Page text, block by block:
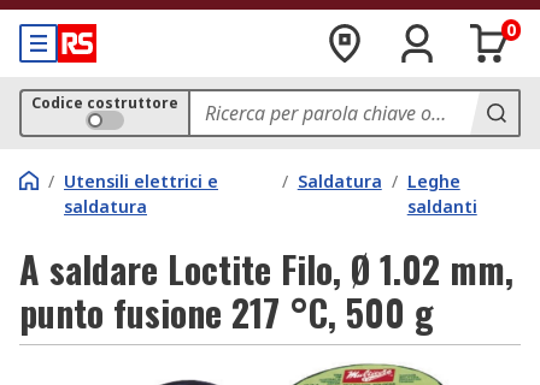
0
Codice costruttore
/ Utensili elettrici e
saldatura
/ Saldatura / Leghe
saldanti
A saldare Loctite Filo, Ø 1.02 mm,
punto fusione 217 °C, 500 g